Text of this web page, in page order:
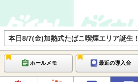
本日8/7(金)加熱式たばこ喫煙エリア誕生！
ホールメモ 最近の導入台